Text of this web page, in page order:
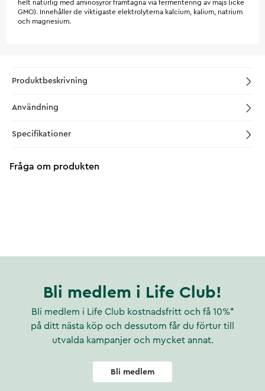
helt naturlig med aminosyror framtagna via fermentering av majs (icke
GMO). Innehåller de viktigaste elektrolyterna kalcium, kalium, natrium
och magnesium.
Produktbeskrivning
Användning
Specifikationer
Fråga om produkten
Bli medlem i Life Club!
Bli medlem i Life Club kostnadsfritt och få 10%*
på ditt nästa köp och dessutom får du förtur till
utvalda kampanjer och mycket annat.
Bli medlem